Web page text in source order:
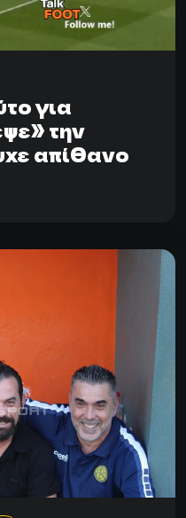
για
την
απίθανο